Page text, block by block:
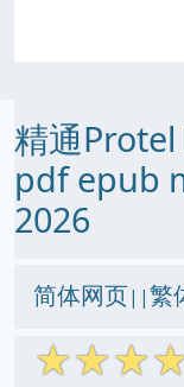
精通Protel
pdf epub
2026
简体网页||繁
☆☆☆